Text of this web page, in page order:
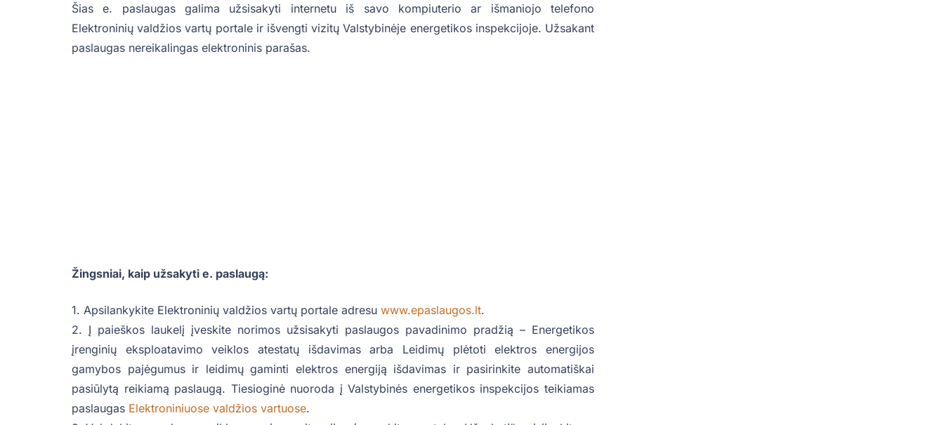
Šias e. paslaugas galima užsisakyti internetu iš savo kompiuterio ar išmaniojo telefono
Elektroninių valdžios vartų portale ir išvengti vizitų Valstybinėje energetikos inspekcijoje. Užsakant
paslaugas nereikalingas elektroninis parašas.
Žingsniai, kaip užsakyti e. paslaugą:
1. Apsilankykite Elektroninių valdžios vartų portale adresu www.epaslaugos.lt.
2. Į paieškos laukelį įveskite norimos užsisakyti paslaugos pavadinimo pradžią – Energetikos
įrenginių eksploatavimo veiklos atestatų išdavimas arba Leidimų plėtoti elektros energijos
gamybos pajėgumus ir leidimų gaminti elektros energiją išdavimas ir pasirinkite automatiškai
pasiūlytą reikiamą paslaugą. Tiesioginė nuoroda į Valstybinės energetikos inspekcijos teikiamas
paslaugas Elektroniniuose valdžios vartuose.